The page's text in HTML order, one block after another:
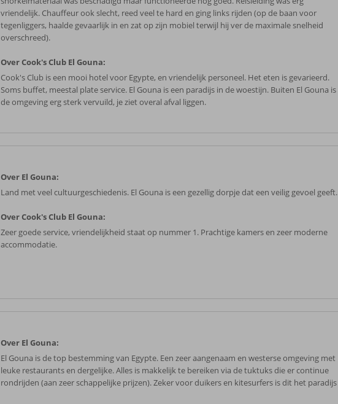
vriendelijk. Chauffeur ook slecht, reed veel te hard en ging links rijden (op de baan voor
tegenliggers, haalde gevaarlijk in en zat op zijn mobiel terwijl hij ver de maximale snelheid
overschreed).
Over Cook's Club El Gouna:
Cook's Club is een mooi hotel voor Egypte, en vriendelijk personeel. Het eten is gevarieerd.
Soms buffet, meestal plate service. El Gouna is een paradijs in de woestijn. Buiten El Gouna is
de omgeving erg sterk vervuild, je ziet overal afval liggen.
Over El Gouna:
Land met veel cultuurgeschiedenis. El Gouna is een gezellig dorpje dat een veilig gevoel geeft.
Over Cook's Club El Gouna:
Zeer goede service, vriendelijkheid staat op nummer 1. Prachtige kamers en zeer moderne
accommodatie.
Over El Gouna:
El Gouna is de top bestemming van Egypte. Een zeer aangenaam en westerse omgeving met
leuke restaurants en dergelijke. Alles is makkelijk te bereiken via de tuktuks die er continue
rondrijden (aan zeer schappelijke prijzen). Zeker voor duikers en kitesurfers is dit het paradijs